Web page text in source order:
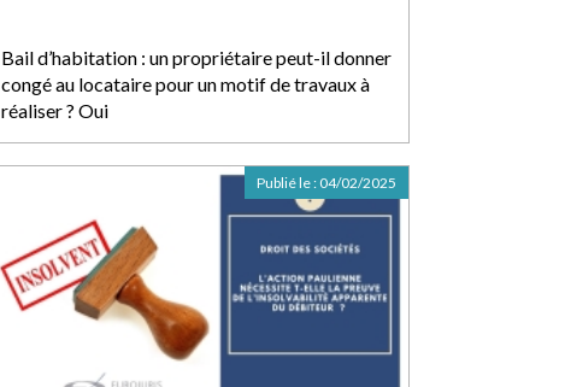
Bail d’habitation : un propriétaire peut-il donner
congé au locataire pour un motif de travaux à
réaliser ? Oui
Publié le : 04/02/2025